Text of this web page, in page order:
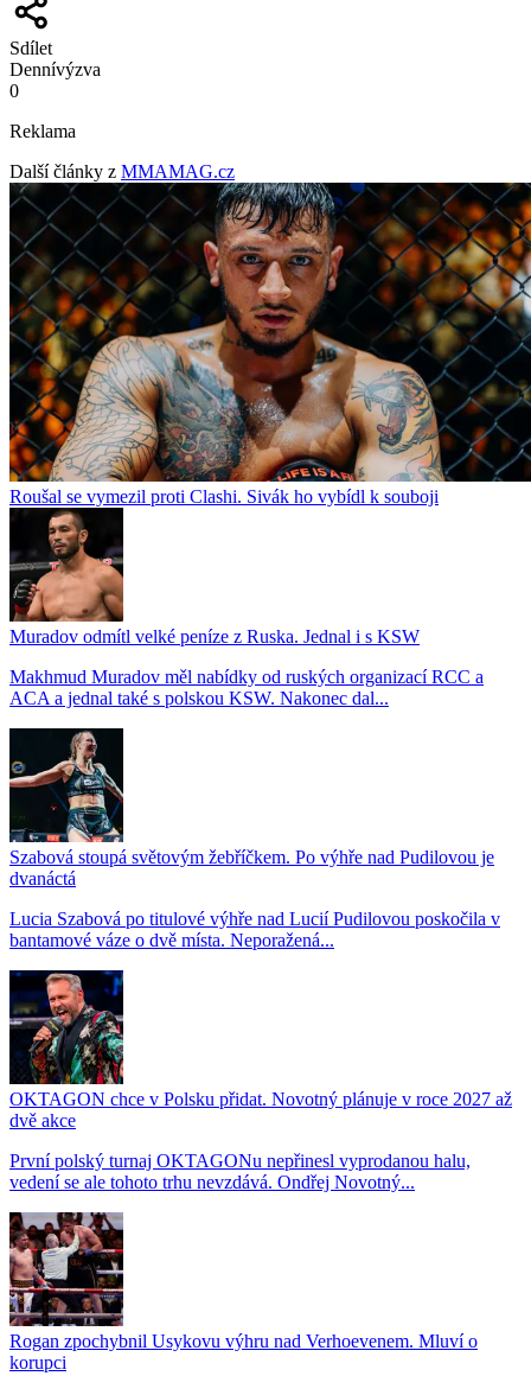
Sdílet
Dennívýzva
0
Reklama
Další články z MMAMAG.cz
Roušal se vymezil proti Clashi. Sivák ho vybídl k souboji
Muradov odmítl velké peníze z Ruska. Jednal i s KSW
Makhmud Muradov měl nabídky od ruských organizací RCC a
ACA a jednal také s polskou KSW. Nakonec dal...
Szabová stoupá světovým žebříčkem. Po výhře nad Pudilovou je
dvanáctá
Lucia Szabová po titulové výhře nad Lucií Pudilovou poskočila v
bantamové váze o dvě místa. Neporažená...
OKTAGON chce v Polsku přidat. Novotný plánuje v roce 2027 až
dvě akce
První polský turnaj OKTAGONu nepřinesl vyprodanou halu,
vedení se ale tohoto trhu nevzdává. Ondřej Novotný...
Rogan zpochybnil Usykovu výhru nad Verhoevenem. Mluví o
korupci